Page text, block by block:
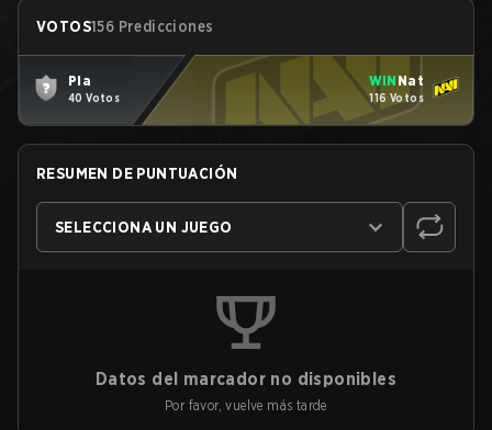
VOTOS156 Predicciones
Pla
40 Votos
WIN Nat
116 Votos
RESUMEN DE PUNTUACIÓN
SELECCIONA UN JUEGO
Datos del marcador no disponibles
Por favor, vuelve más tarde